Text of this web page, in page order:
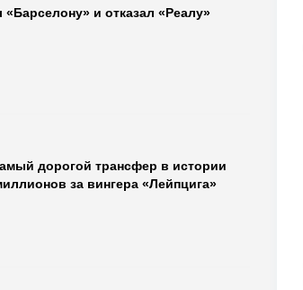
и отказал «Реалу»
дорогой трансфер в истории
за вингера «Лейпцига»